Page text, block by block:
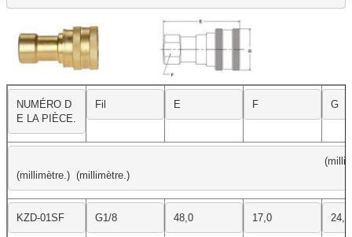
NUMÉRO D
E LA PIÈCE.
Fil E F G
(millimètre.)  (millimètre.)
KZD-01SF G1/8 48,0 17,0 24,0